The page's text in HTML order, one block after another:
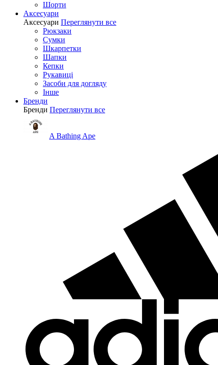
Шорти
Аксесуари
Аксесуари Переглянути все
Рюкзаки
Сумки
Шкарпетки
Шапки
Кепки
Рукавиці
Засоби для догляду
Інше
Бренди
Бренди Переглянути все
A Bathing Ape